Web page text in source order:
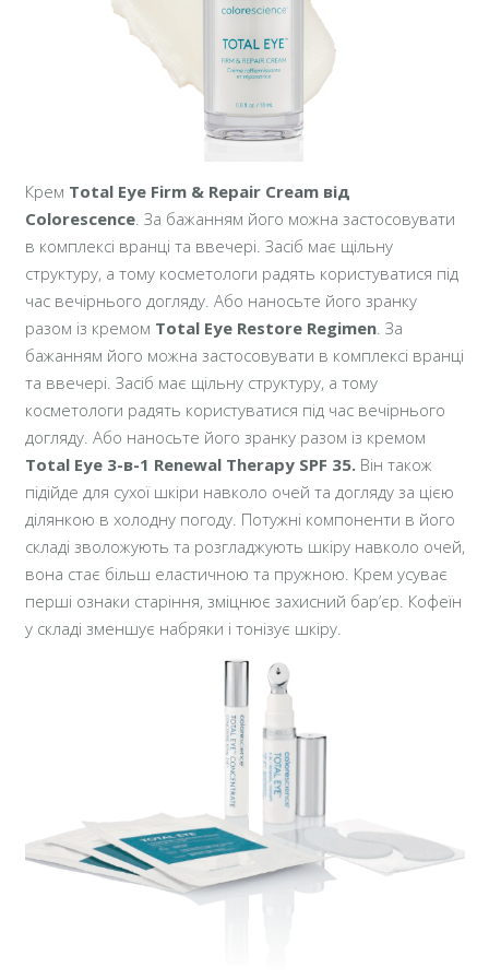
Крем Total Eye Firm & Repair Cream від
Colorescence. За бажанням його можна застосовувати
в комплексі вранці та ввечері. Засіб має щільну
структуру, а тому косметологи радять користуватися під
час вечірнього догляду. Або наносьте його зранку
разом із кремом Total Eye Restore Regimen. За
бажанням його можна застосовувати в комплексі вранці
та ввечері. Засіб має щільну структуру, а тому
косметологи радять користуватися під час вечірнього
догляду. Або наносьте його зранку разом із кремом
Total Eye 3-в-1 Renewal Therapy SPF 35.Він також
підійде для сухої шкіри навколо очей та догляду за цією
ділянкою в холодну погоду. Потужні компоненти в його
складі зволожують та розгладжують шкіру навколо очей,
вона стає більш еластичною та пружною. Крем усуває
перші ознаки старіння, зміцнює захисний бар’єр. Кофеїн
у складі зменшує набряки і тонізує шкіру.